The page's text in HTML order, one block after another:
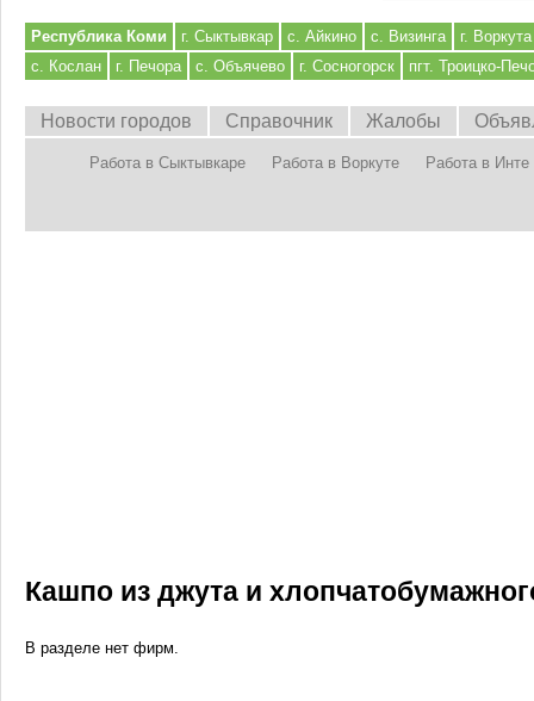
Республика Коми г. Сыктывкар с. Айкино с. Визинга
г. Воркута
с. Кослан
г. Печора с. Объячево г. Сосногорск пгт. Троицко-
Новости городов Справочник Жалобы
Работа в Сыктывкаре Работа в Воркуте Работа в Инте
Кашпо из джута и
В разделе нет фирм.